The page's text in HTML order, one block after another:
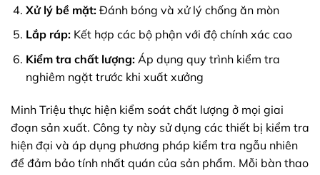
Xử lý bề mặt:Đánh bóng và xử lý chống ăn mòn
Lắp ráp:Kết hợp các bộ phận với độ chính xác cao
Kiểm tra chất lượng:Áp dụng quy trình kiểm tra
nghiêm ngặt trước khi xuất xưởng
Minh Triệu thực hiện kiểm soát chất lượng ở mọi giai
đoạn sản xuất. Công ty này sử dụng các thiết bị kiểm tra
hiện đại và áp dụng phương pháp kiểm tra ngẫu nhiên
để đảm bảo tính nhất quán của sản phẩm. Mỗi bàn thao